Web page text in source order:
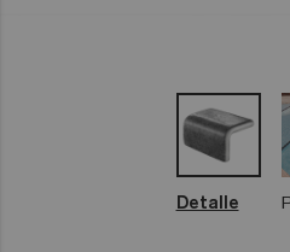
Detalle